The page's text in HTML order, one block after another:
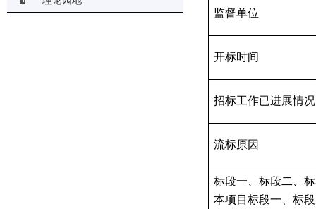
监督单位
开标时间
招标工作已进展情况
流标原因
标段一、标段二、
本项目标段一、标